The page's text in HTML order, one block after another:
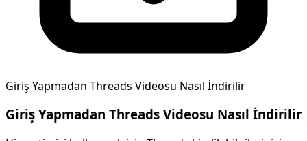
Giriş Yapmadan Threads Videosu Nasıl İndirilir
Giriş Yapmadan Threads Videosu Nasıl İndirilir